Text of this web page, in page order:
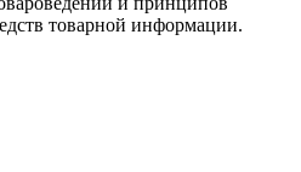
товарной информации.